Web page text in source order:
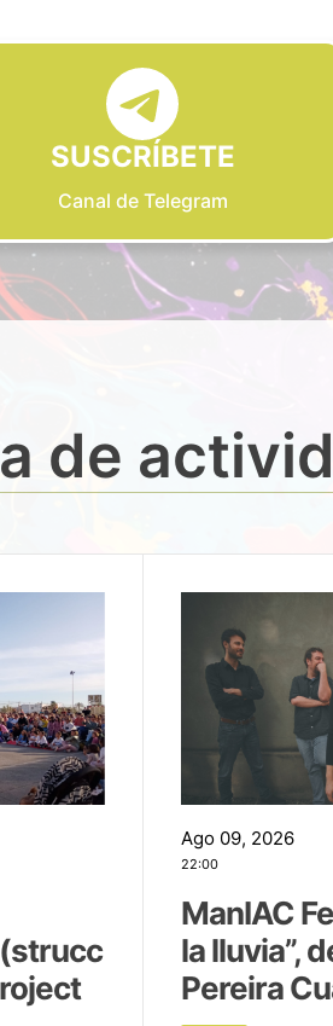
SUSCRÍBETE
Canal de Telegram
de
Ago 09, 2026
22:00
ManIAC
la lluvia”,
Pereira